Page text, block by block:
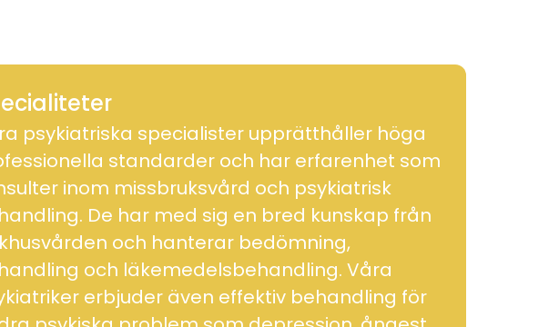
psykiatriska specialister upprätthåller höga
standarder och har erfarenhet som
inom missbruksvård och psykiatrisk
De har med sig en bred kunskap från
och hanterar bedömning,
och läkemedelsbehandling. Våra
erbjuder även effektiv behandling för